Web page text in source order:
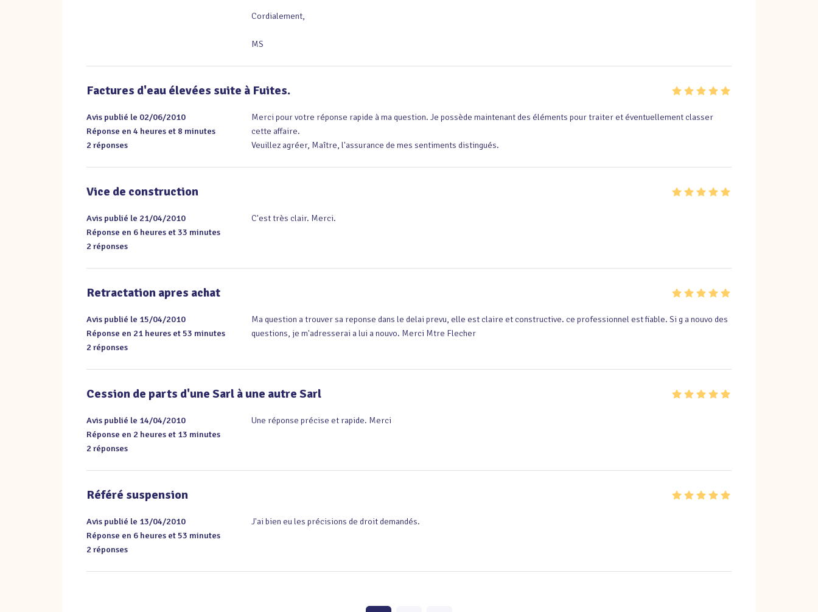
Cordialement,
MS
Factures d'eau élevées suite à Fuites.
Avis publié le 02/06/2010
Réponse en 4 heures et 8 minutes
2 réponses
Merci pour votre réponse rapide à ma question. Je possède maintenant des éléments pour traiter et éventuellement classer
cette affaire.
Veuillez agréer, Maître, l'assurance de mes sentiments distingués.
Vice de construction
Avis publié le 21/04/2010
Réponse en 6 heures et 33 minutes
2 réponses
C'est très clair. Merci.
Retractation apres achat
Avis publié le 15/04/2010
Réponse en 21 heures et 53 minutes
2 réponses
Ma question a trouver sa reponse dans le delai prevu, elle est claire et constructive. ce professionnel est fiable. Si g a nouvo des
questions, je m'adresserai a lui a nouvo. Merci Mtre Flecher
Cession de parts d'une Sarl à une autre Sarl
Avis publié le 14/04/2010
Réponse en 2 heures et 13 minutes
2 réponses
Une réponse précise et rapide. Merci
Référé suspension
Avis publié le 13/04/2010
Réponse en 6 heures et 53 minutes
2 réponses
J'ai bien eu les précisions de droit demandés.